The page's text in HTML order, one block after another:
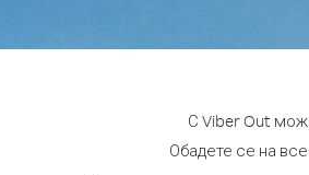
С Viber Out
Обадете се на